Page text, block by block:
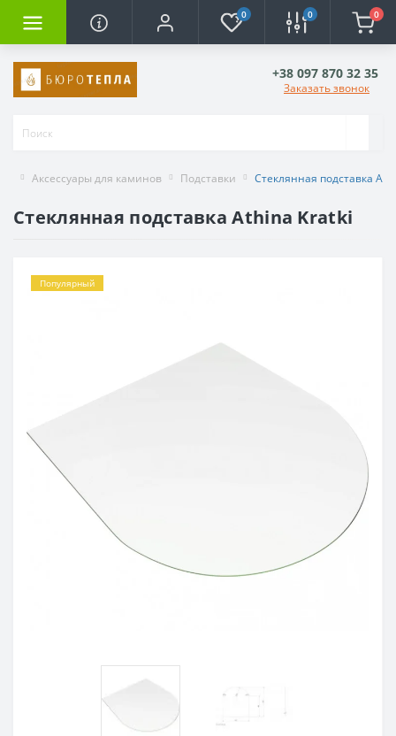
0 0 0
+38 097 870 32 35
Заказать звонок
Аксессуары для каминов Подставки Стеклянная подставка
Стеклянная подставка Athina Kratki
Популярный